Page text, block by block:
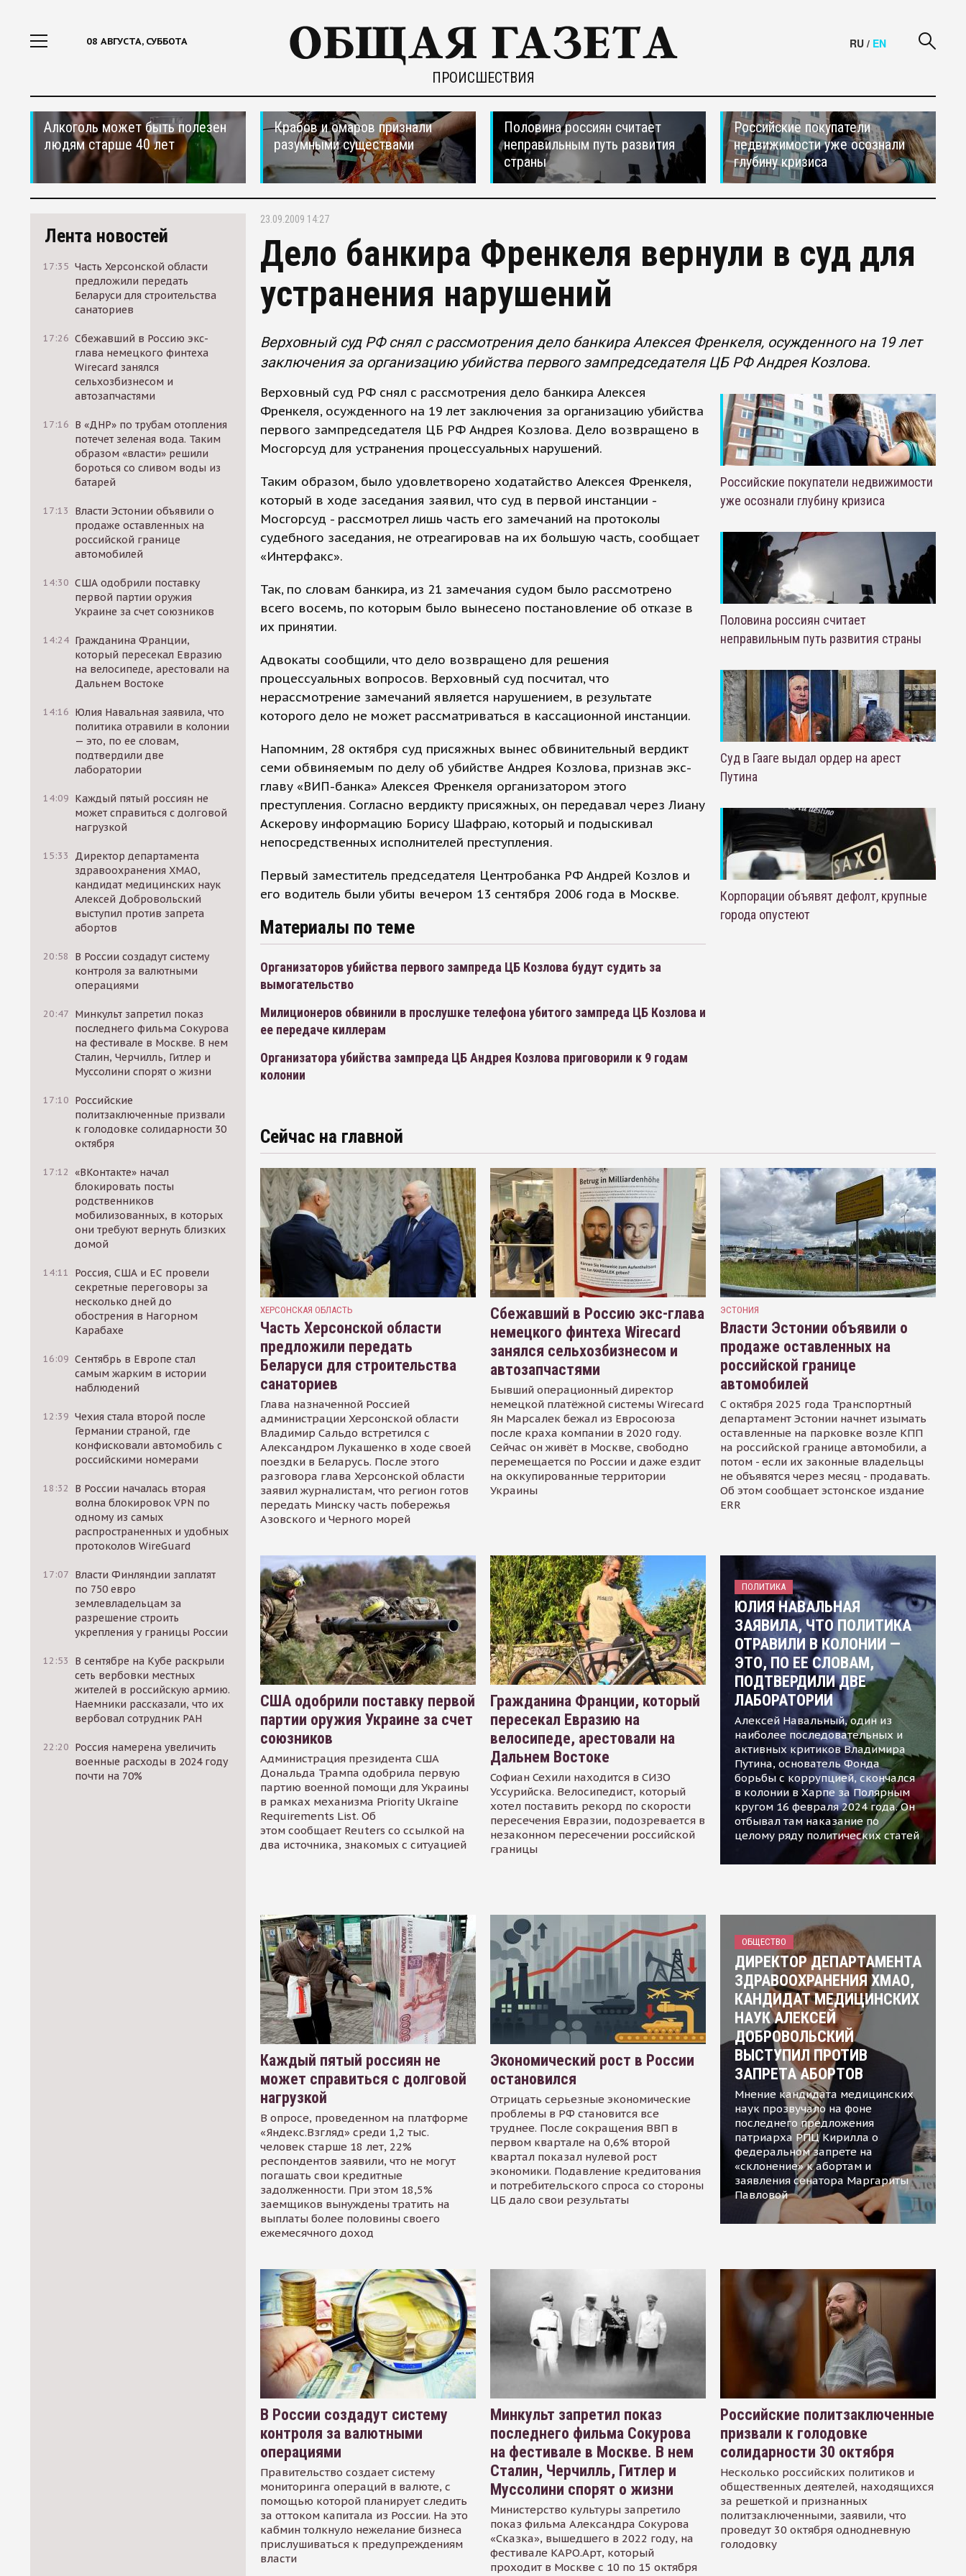
08 АВГУСТА, СУББОТА
ПРОИСШЕСТВИЯ
RU / EN
Алкоголь может быть полезен
людям старше 40 лет
Крабов и омаров признали
разумными существами
Половина россиян считает
неправильным путь развития
страны
Российские покупатели
недвижимости уже осознали
глубину кризиса
Лента новостей
17:35 Часть Херсонской области
предложили передать
Беларуси для строительства
санаториев
17:26 Сбежавший в Россию экс-
глава немецкого финтеха
Wirecard занялся
сельхозбизнесом и
автозапчастями
17:16 В «ДНР» по трубам отопления
потечет зеленая вода. Таким
образом «власти» решили
бороться со сливом воды из
батарей
17:13
Власти Эстонии объявили о
продаже оставленных на
российской границе
автомобилей
14:30 США одобрили поставку
первой партии оружия
Украине за счет союзников
14:24 Гражданина Франции,
который пересекал Евразию
на велосипеде, арестовали на
Дальнем Востоке
14:16 Юлия Навальная заявила, что
политика отравили в колонии
— это, по ее словам,
подтвердили две
лаборатории
14:09 Каждый пятый россиян не
может справиться с долговой
нагрузкой
15:33
Директор департамента
здравоохранения ХМАО,
кандидат медицинских наук
Алексей Добровольский
выступил против запрета
абортов
20:58
В России создадут систему
контроля за валютными
операциями
20:47 Минкульт запретил показ
последнего фильма Сокурова
на фестивале в Москве. В нем
Сталин, Черчилль, Гитлер и
Муссолини спорят о жизни
17:10 Российские
политзаключенные призвали
к голодовке солидарности 30
октября
17:12 «ВКонтакте» начал
блокировать посты
родственников
мобилизованных, в которых
они требуют вернуть близких
домой
14:11
Россия, США и ЕС провели
секретные переговоры за
несколько дней до
обострения в Нагорном
Карабахе
16:09 Сентябрь в Европе стал
самым жарким в истории
наблюдений
12:39 Чехия стала второй после
Германии страной, где
конфисковали автомобиль с
российскими номерами
18:32
В России началась вторая
волна блокировок VPN по
одному из самых
распространенных и удобных
протоколов WireGuard
17:07 Власти Финляндии заплатят
по 750 евро
землевладельцам за
разрешение строить
укрепления у границы России
12:53
В сентябре на Кубе раскрыли
сеть вербовки местных
жителей в российскую армию.
Наемники рассказали, что их
вербовал сотрудник РАН
22:20 Россия намерена увеличить
военные расходы в 2024 году
почти на 70%
23.09.2009 14:27
Дело банкира Френкеля вернули в суд для
устранения нарушений
Верховный суд РФ снял с рассмотрения дело банкира Алексея Френкеля, осужденного на 19 лет
заключения за организацию убийства первого зампредседателя ЦБ РФ Андрея Козлова.
Верховный суд РФ снял с рассмотрения дело банкира Алексея
Френкеля, осужденного на 19 лет заключения за организацию убийства
первого зампредседателя ЦБ РФ Андрея Козлова. Дело возвращено в
Мосгорсуд для устранения процессуальных нарушений.
Таким образом, было удовлетворено ходатайство Алексея Френкеля,
который в ходе заседания заявил, что суд в первой инстанции -
Мосгорсуд - рассмотрел лишь часть его замечаний на протоколы
судебного заседания, не отреагировав на их большую часть, сообщает
«Интерфакс».
Так, по словам банкира, из 21 замечания судом было рассмотрено
всего восемь, по которым было вынесено постановление об отказе в
их принятии.
Адвокаты сообщили, что дело возвращено для решения
процессуальных вопросов. Верховный суд посчитал, что
нерассмотрение замечаний является нарушением, в результате
которого дело не может рассматриваться в кассационной инстанции.
Напомним, 28 октября суд присяжных вынес обвинительный вердикт
семи обвиняемым по делу об убийстве Андрея Козлова, признав экс-
главу «ВИП-банка» Алексея Френкеля организатором этого
преступления. Согласно вердикту присяжных, он передавал через Лиану
Аскерову информацию Борису Шафраю, который и подыскивал
непосредственных исполнителей преступления.
Первый заместитель председателя Центробанка РФ Андрей Козлов и
его водитель были убиты вечером 13 сентября 2006 года в Москве.
Материалы по теме
Организаторов убийства первого зампреда ЦБ Козлова будут судить за
вымогательство
Милиционеров обвинили в прослушке телефона убитого зампреда ЦБ Козлова и
ее передаче киллерам
Организатора убийства зампреда ЦБ Андрея Козлова приговорили к 9 годам
колонии
Российские покупатели недвижимости
уже осознали глубину кризиса
Половина россиян считает
неправильным путь развития страны
Суд в Гааге выдал ордер на арест
Путина
Корпорации объявят дефолт, крупные
города опустеют
Сейчас на главной
ХЕРСОНСКАЯ ОБЛАСТЬ
Часть Херсонской области
предложили передать
Беларуси для строительства
санаториев
Глава назначенной Россией
администрации Херсонской области
Владимир Сальдо встретился с
Александром Лукашенко в ходе своей
поездки в Беларусь. После этого
разговора глава Херсонской области
заявил журналистам, что регион готов
передать Минску часть побережья
Азовского и Черного морей
Сбежавший в Россию экс-глава
немецкого финтеха Wirecard
занялся сельхозбизнесом и
автозапчастями
Бывший операционный директор
немецкой платёжной системы Wirecard
Ян Марсалек бежал из Евросоюза
после краха компании в 2020 году.
Сейчас он живёт в Москве, свободно
перемещается по России и даже ездит
на оккупированные территории
Украины
ЭСТОНИЯ
Власти Эстонии объявили о
продаже оставленных на
российской границе
автомобилей
С октября 2025 года Транспортный
департамент Эстонии начнет изымать
оставленные на парковке возле КПП
на российской границе автомобили, а
потом - если их законные владельцы
не объявятся через месяц - продавать.
Об этом сообщает эстонское издание
ERR
США одобрили поставку первой
партии оружия Украине за счет
союзников
Администрация президента США
Дональда Трампа одобрила первую
партию военной помощи для Украины
в рамках механизма Priority Ukraine
Requirements List. Об
этом сообщает Reuters со ссылкой на
два источника, знакомых с ситуацией
Гражданина Франции, который
пересекал Евразию на
велосипеде, арестовали на
Дальнем Востоке
Софиан Сехили находится в СИЗО
Уссурийска. Велосипедист, который
хотел поставить рекорд по скорости
пересечения Евразии, подозревается в
незаконном пересечении российской
границы
ПОЛИТИКА
ЮЛИЯ НАВАЛЬНАЯ
ЗАЯВИЛА, ЧТО ПОЛИТИКА
ОТРАВИЛИ В КОЛОНИИ —
ЭТО, ПО ЕЕ СЛОВАМ,
ПОДТВЕРДИЛИ ДВЕ
ЛАБОРАТОРИИ
Алексей Навальный, один из
наиболее последовательных и
активных критиков Владимира
Путина, основатель Фонда
борьбы с коррупцией, скончался
в колонии в Харпе за Полярным
кругом 16 февраля 2024 года. Он
отбывал там наказание по
целому ряду политических статей
Каждый пятый россиян не
может справиться с долговой
нагрузкой
В опросе, проведенном на платформе
«Яндекс.Взгляд» среди 1,2 тыс.
человек старше 18 лет, 22%
респондентов заявили, что не могут
погашать свои кредитные
задолженности. При этом 18,5%
заемщиков вынуждены тратить на
выплаты более половины своего
ежемесячного доход
Экономический рост в России
остановился
Отрицать серьезные экономические
проблемы в РФ становится все
труднее. После сокращения ВВП в
первом квартале на 0,6% второй
квартал показал нулевой рост
экономики. Подавление кредитования
и потребительского спроса со стороны
ЦБ дало свои результаты
ОБЩЕСТВО
ДИРЕКТОР ДЕПАРТАМЕНТА
ЗДРАВООХРАНЕНИЯ ХМАО,
КАНДИДАТ МЕДИЦИНСКИХ
НАУК АЛЕКСЕЙ
ДОБРОВОЛЬСКИЙ
ВЫСТУПИЛ ПРОТИВ
ЗАПРЕТА АБОРТОВ
Мнение кандидата медицинских
наук прозвучало на фоне
последнего предложения
патриарха РПЦ Кирилла о
федеральном запрете на
«склонение» к абортам и
заявления сенатора Маргариты
Павловой
В России создадут систему
контроля за валютными
операциями
Правительство создает систему
мониторинга операций в валюте, с
помощью которой планирует следить
за оттоком капитала из России. На это
кабмин толкнуло нежелание бизнеса
прислушиваться к предупреждениям
власти
Минкульт запретил показ
последнего фильма Сокурова
на фестивале в Москве. В нем
Сталин, Черчилль, Гитлер и
Муссолини спорят о жизни
Министерство культуры запретило
показ фильма Александра Сокурова
«Сказка», вышедшего в 2022 году, на
фестивале КАРО.Арт, который
проходит в Москве с 10 по 15 октября
Российские политзаключенные
призвали к голодовке
солидарности 30 октября
Несколько российских политиков и
общественных деятелей, находящихся
за решеткой и признанных
политзаключенными, заявили, что
проведут 30 октября однодневную
голодовку